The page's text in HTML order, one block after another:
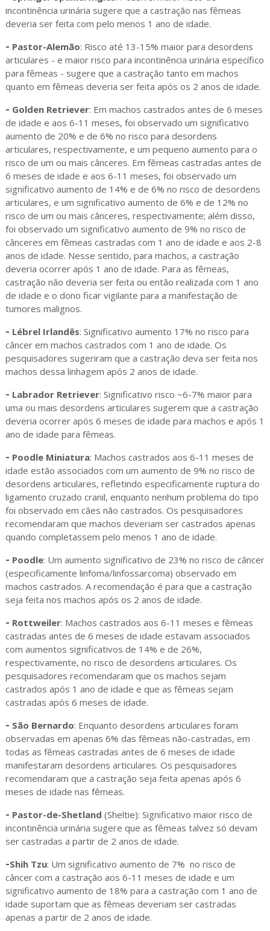
incontinência urinária sugere que a castração nas fêmeas
deveria ser feita com pelo menos 1 ano de idade.
- Pastor-Alemão: Risco até 13-15% maior para desordens
articulares - e maior risco para incontinência urinária específico
para fêmeas - sugere que a castração tanto em machos
quanto em fêmeas deveria ser feita após os 2 anos de idade.
- Golden Retriever: Em machos castrados antes de 6 meses
de idade e aos 6-11 meses, foi observado um significativo
aumento de 20% e de 6% no risco para desordens
articulares, respectivamente, e um pequeno aumento para o
risco de um ou mais cânceres. Em fêmeas castradas antes de
6 meses de idade e aos 6-11 meses, foi observado um
significativo aumento de 14% e de 6% no risco de desordens
articulares, e um significativo aumento de 6% e de 12% no
risco de um ou mais cânceres, respectivamente; além disso,
foi observado um significativo aumento de 9% no risco de
cânceres em fêmeas castradas com 1 ano de idade e aos 2-8
anos de idade. Nesse sentido, para machos, a castração
deveria ocorrer após 1 ano de idade. Para as fêmeas,
castração não deveria ser feita ou então realizada com 1 ano
de idade e o dono ficar vigilante para a manifestação de
tumores malignos.
- Lébrel Irlandês: Significativo aumento 17% no risco para
câncer em machos castrados com 1 ano de idade. Os
pesquisadores sugeriram que a castração deva ser feita nos
machos dessa linhagem após 2 anos de idade.
- Labrador Retriever: Significativo risco ~6-7% maior para
uma ou mais desordens articulares sugerem que a castração
deveria ocorrer após 6 meses de idade para machos e após 1
ano de idade para fêmeas.
- Poodle Miniatura: Machos castrados aos 6-11 meses de
idade estão associados com um aumento de 9% no risco de
desordens articulares, refletindo especificamente ruptura do
ligamento cruzado cranil, enquanto nenhum problema do tipo
foi observado em cães não castrados. Os pesquisadores
recomendaram que machos deveriam ser castrados apenas
quando completassem pelo menos 1 ano de idade.
- Poodle: Um aumento significativo de 23% no risco de câncer
(especificamente linfoma/linfossarcoma) observado em
machos castrados. A recomendação é para que a castração
seja feita nos machos após os 2 anos de idade.
- Rottweiler: Machos castrados aos 6-11 meses e fêmeas
castradas antes de 6 meses de idade estavam associados
com aumentos significativos de 14% e de 26%,
respectivamente, no risco de desordens articulares. Os
pesquisadores recomendaram que os machos sejam
castrados após 1 ano de idade e que as fêmeas sejam
castradas após 6 meses de idade.
- São Bernardo: Enquanto desordens articulares foram
observadas em apenas 6% das fêmeas não-castradas, em
todas as fêmeas castradas antes de 6 meses de idade
manifestaram desordens articulares. Os pesquisadores
recomendaram que a castração seja feita apenas após 6
meses de idade nas fêmeas.
- Pastor-de-Shetland (Sheltie): Significativo maior risco de
incontinência urinária sugere que as fêmeas talvez só devam
ser castradas a partir de 2 anos de idade.
-Shih Tzu: Um significativo aumento de 7% no risco de
câncer com a castração aos 6-11 meses de idade e um
significativo aumento de 18% para a castração com 1 ano de
idade suportam que as fêmeas deveriam ser castradas
apenas a partir de 2 anos de idade.